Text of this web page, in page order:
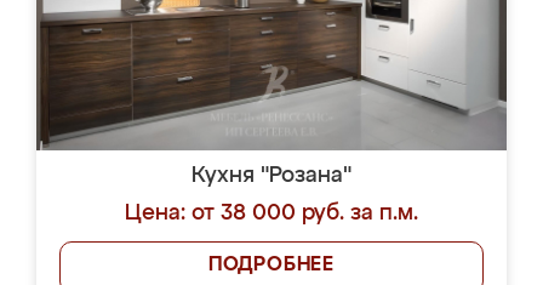
Кухня "Розана"
Цена: от 38 000 руб. за п.м.
ПОДРОБНЕЕ